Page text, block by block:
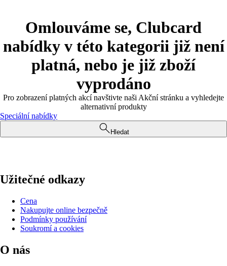
Omlouváme se, Clubcard
nabídky v této kategorii již není
platná, nebo je již zboží
vyprodáno
Pro zobrazení platných akcí navštivte naši Akční stránku a vyhledejte
alternativní produkty
Speciální nabídky
Hledat
Užitečné odkazy
Cena
Nakupujte online bezpečně
Podmínky používání
Soukromí a cookies
O nás